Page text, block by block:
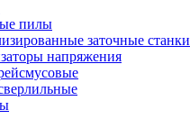
пилы
заточные станки
напряжения